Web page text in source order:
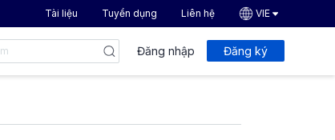
Tài liệu Tuyển dụng Liên hệ VIE
Đăng nhập Đăng ký